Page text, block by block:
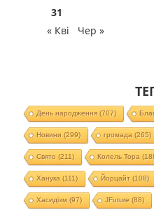
31
« Кві
Чер »
День народження(707)
Новини (299) громада (265)
Свято (211) Колель Тора
Ханука (111) Йорцайт (108)
Хасидізм (97) JFuture (88)